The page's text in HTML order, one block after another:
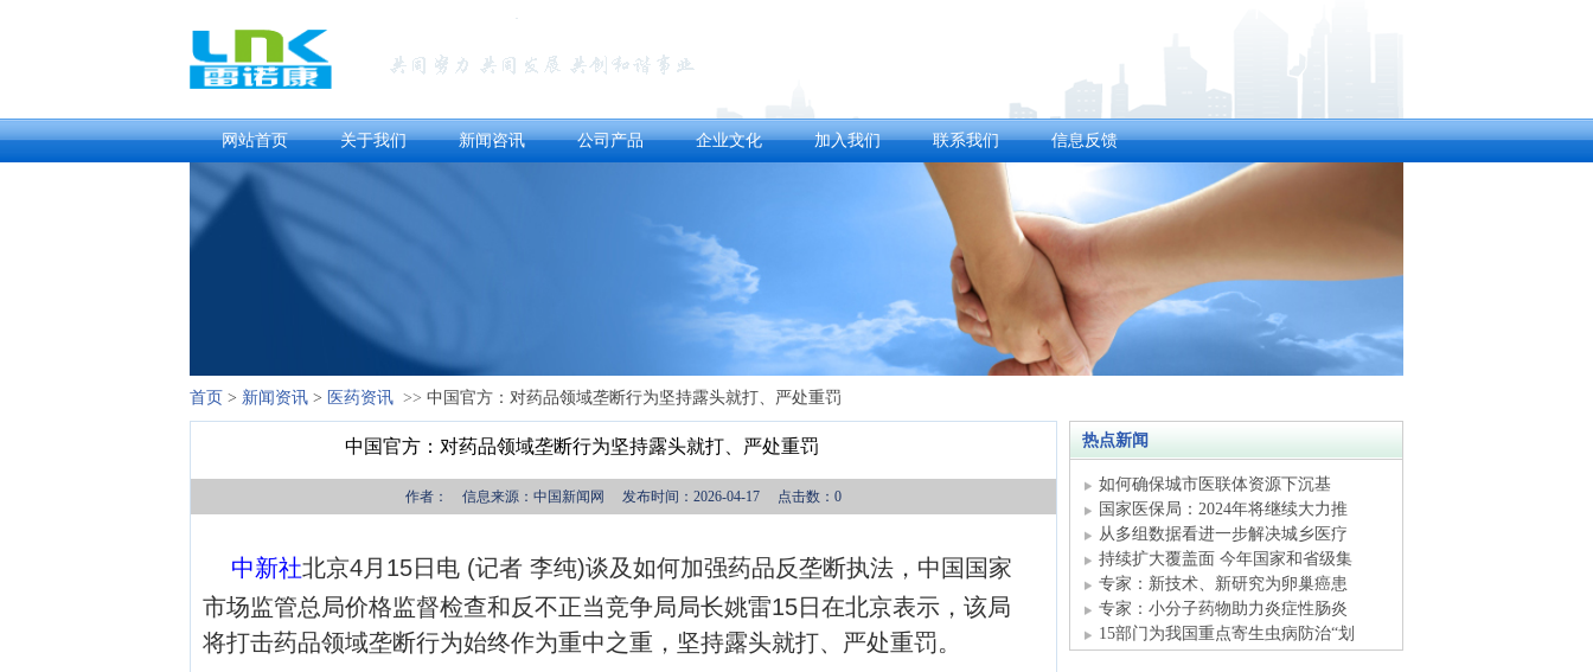
网站首页 关于我们 新闻咨讯 公司产品 企业文化 加入我们 联系我们 信息反馈
首页 > 新闻资讯 > 医药资讯 >> 中国官方：对药品领域垄断行为坚持露头就打、严处重罚
中国官方：对药品领域垄断行为坚持露头就打、严处重罚
作者： 信息来源：中国新闻网 发布时间：2026-04-17 点击数：0
中新社北京4月15日电 (记者 李纯)谈及如何加强药品反垄断执法，中国国家
市场监管总局价格监督检查和反不正当竞争局局长姚雷15日在北京表示，该局
将打击药品领域垄断行为始终作为重中之重，坚持露头就打、严处重罚。
热点新闻
如何确保城市医联体资源下沉基
层？国
国家医保局：2024年将继续大力推
进医
从多组数据看进一步解决城乡医疗
资
持续扩大覆盖面 今年国家和省级集
专家：新技术、新研究为卵巢癌患
者带
专家：小分子药物助力炎症性肠炎
患者
15部门为我国重点寄生虫病防治“划